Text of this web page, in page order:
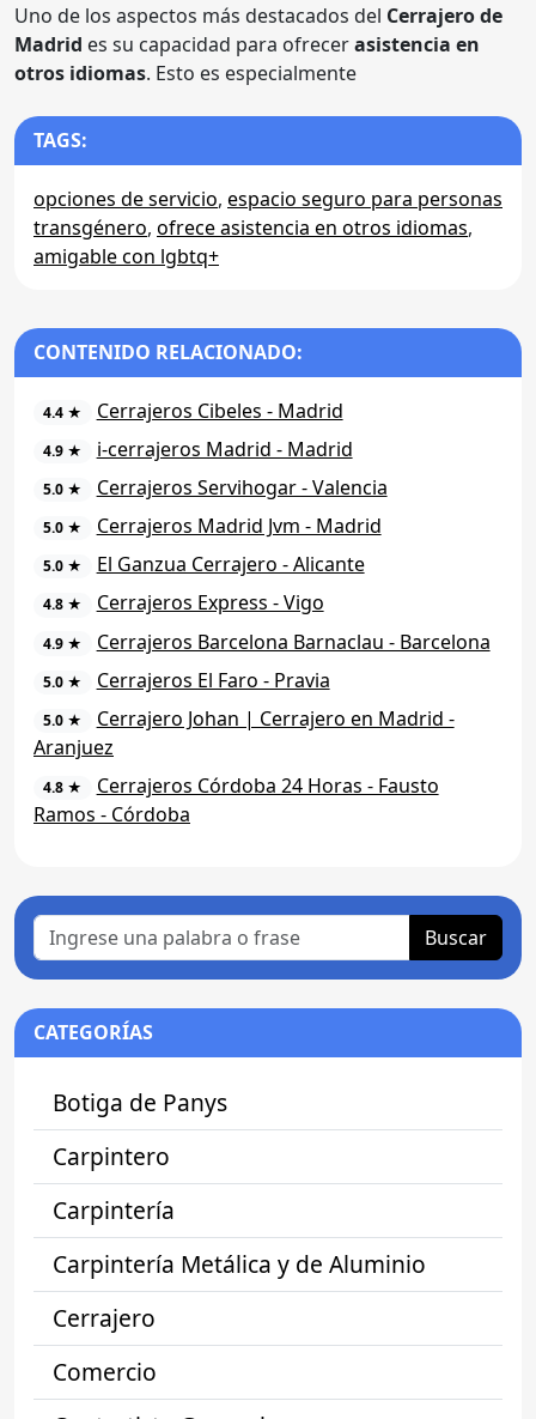
Uno de los aspectos más destacados del Cerrajero de
Madrid es su capacidad para ofrecerasistencia en
otros idiomas. Esto es especialmente
TAGS:
opciones de servicio, espacio seguro para personas
transgénero, ofrece asistencia en otros idiomas,
amigable con lgbtq+
CONTENIDO RELACIONADO:
4.4 ★ Cerrajeros Cibeles - Madrid
4.9 ★ i-cerrajeros Madrid - Madrid
5.0 ★ Cerrajeros Servihogar - Valencia
5.0 ★ Cerrajeros Madrid Jvm - Madrid
5.0 ★ El Ganzua Cerrajero - Alicante
4.8 ★ Cerrajeros Express - Vigo
4.9 ★ Cerrajeros Barcelona Barnaclau - Barcelona
5.0 ★ Cerrajeros El Faro - Pravia
5.0 ★
Cerrajero Johan | Cerrajero en Madrid -
Aranjuez
4.8 ★
Cerrajeros Córdoba 24 Horas - Fausto
Ramos - Córdoba
Buscar
CATEGORÍAS
Botiga de Panys
Carpintero
Carpintería
Carpintería Metálica y de Aluminio
Cerrajero
Comercio